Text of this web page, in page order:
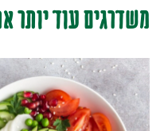
משדרגים עוד יותר